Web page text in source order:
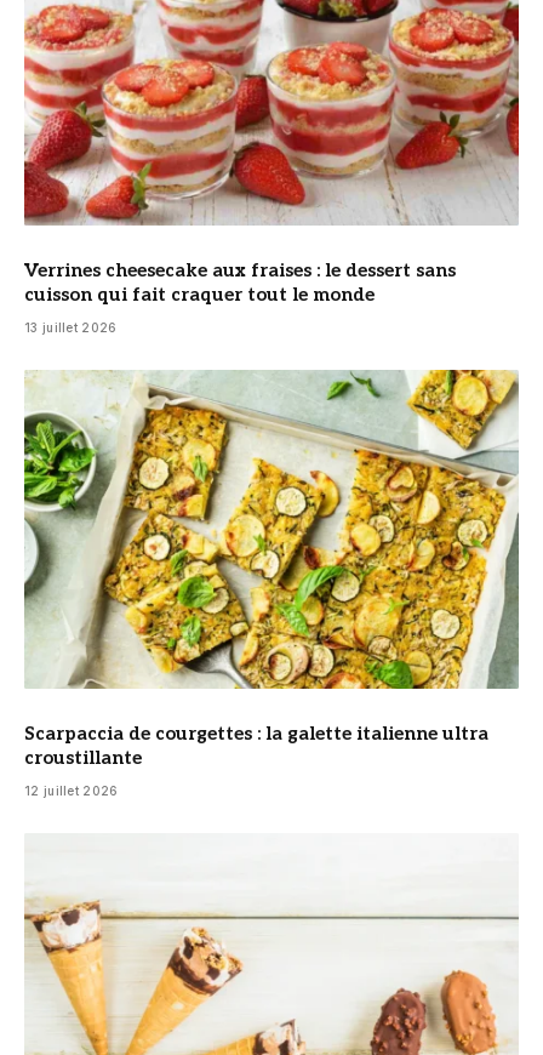
Verrines cheesecake aux fraises : le dessert sans
cuisson qui fait craquer tout le monde
13 juillet 2026
© DR
Scarpaccia de courgettes : la galette italienne ultra
croustillante
12 juillet 2026